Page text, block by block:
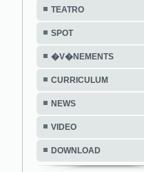
TEATRO
SPOT
�V�NEMENTS
CURRICULUM
NEWS
VIDEO
DOWNLOAD